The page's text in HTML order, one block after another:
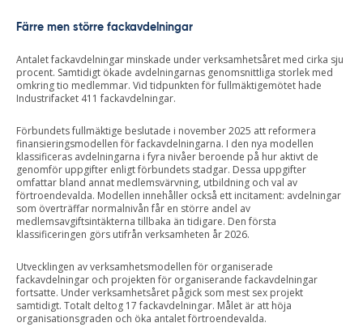
Färre men större fackavdelningar
Antalet fackavdelningar minskade under verksamhetsåret med cirka sju
procent. Samtidigt ökade avdelningarnas genomsnittliga storlek med
omkring tio medlemmar. Vid tidpunkten för fullmäktigemötet hade
Industrifacket 411 fackavdelningar.
Förbundets fullmäktige beslutade i november 2025 att reformera
finansieringsmodellen för fackavdelningarna. I den nya modellen
klassificeras avdelningarna i fyra nivåer beroende på hur aktivt de
genomför uppgifter enligt förbundets stadgar. Dessa uppgifter
omfattar bland annat medlemsvärvning, utbildning och val av
förtroendevalda. Modellen innehåller också ett incitament: avdelningar
som överträffar normalnivån får en större andel av
medlemsavgiftsintäkterna tillbaka än tidigare. Den första
klassificeringen görs utifrån verksamheten år 2026.
Utvecklingen av verksamhetsmodellen för organiserade
fackavdelningar och projekten för organiserande fackavdelningar
fortsatte. Under verksamhetsåret pågick som mest sex projekt
samtidigt. Totalt deltog 17 fackavdelningar. Målet är att höja
organisationsgraden och öka antalet förtroendevalda.